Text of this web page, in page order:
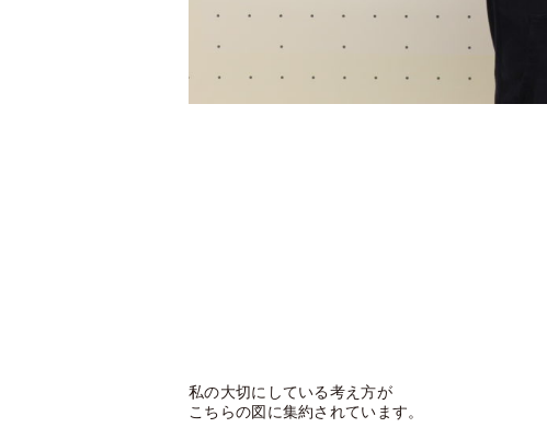
私の大切にしている考え方が
こちらの図に集約されています。